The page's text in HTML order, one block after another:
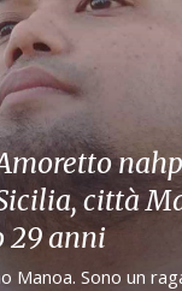
città
29 anni
Manoa. Sono un